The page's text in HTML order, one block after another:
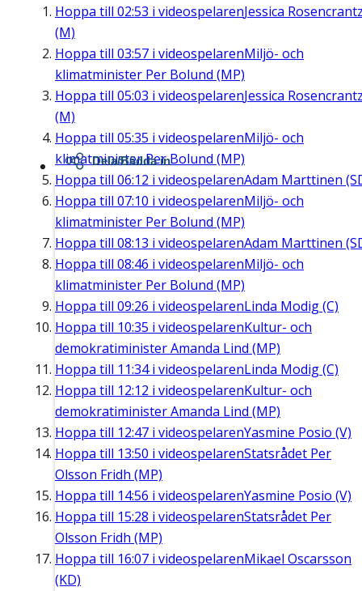
Hoppa till 02:53 i videospelarenJessica
(M)
Hoppa till 03:57 i videospelarenMiljö- och
klimatminister Per Bolund (MP)
Hoppa till 05:03 i videospelarenJessica
(M)
Hoppa till 05:35 i videospelarenMiljö- och
klimatminister Per Bolund (MP)
Hoppa till 06:12 i videospelarenAdam Marttinen
Hoppa till 07:10 i videospelarenMiljö- och
klimatminister Per Bolund (MP)
Hoppa till 08:13 i videospelarenAdam Marttinen
Hoppa till 08:46 i videospelarenMiljö- och
klimatminister Per Bolund (MP)
Hoppa till 09:26 i videospelarenLinda Modig (C)
Hoppa till 10:35 i videospelarenKultur- och
demokratiminister Amanda Lind (MP)
Hoppa till 11:34i videospelarenLinda Modig (C)
Hoppa till 12:12 i videospelarenKultur- och
demokratiminister Amanda Lind (MP)
Hoppa till 12:47 i videospelarenYasmine Posio (V)
Hoppa till 13:50 i videospelarenStatsrådet Per
Olsson Fridh (MP)
Hoppa till 14:56 i videospelarenYasmine Posio (V)
Hoppa till 15:28 i videospelarenStatsrådet Per
Olsson Fridh (MP)
Hoppa till 16:07 i videospelarenMikael Oscarsson
(KD)
Dela/Bädda in